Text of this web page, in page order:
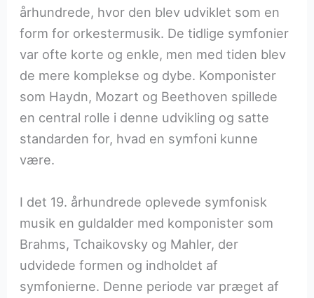
århundrede, hvor den blev udviklet som en
form for orkestermusik. De tidlige symfonier
var ofte korte og enkle, men med tiden blev
de mere komplekse og dybe. Komponister
som Haydn, Mozart og Beethoven spillede
en central rolle i denne udvikling og satte
standarden for, hvad en symfoni kunne
være.
I det 19. århundrede oplevede symfonisk
musik en guldalder med komponister som
Brahms, Tchaikovsky og Mahler, der
udvidede formen og indholdet af
symfonierne. Denne periode var præget af